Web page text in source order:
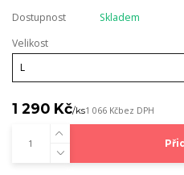
Dostupnost
Skladem
Velikost
1 290 Kč/ks1 066 Kčbez DPH